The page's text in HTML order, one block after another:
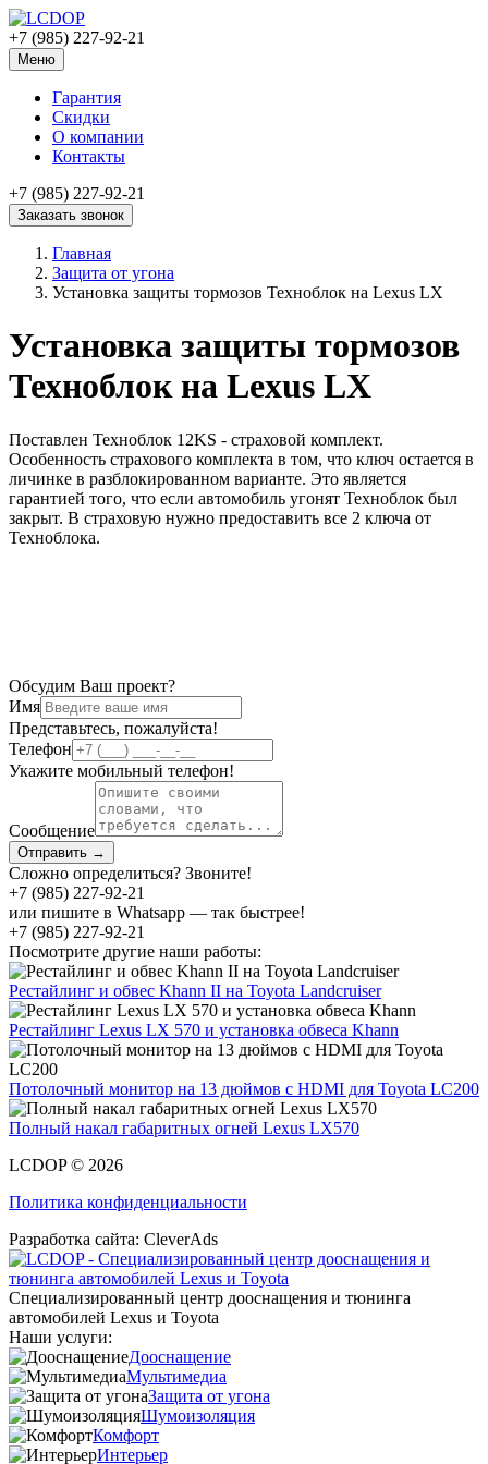
+7 (985) 227-92-21
Меню
Гарантия
Скидки
О компании
Контакты
+7 (985) 227-92-21
Заказать звонок
Главная
Защита от угона
Установка защиты тормозов Техноблок на Lexus LX
Установка защиты тормозов
Техноблок на Lexus LX
Поставлен Техноблок 12KS - страховой комплект.
Особенность страхового комплекта в том, что ключ остается в
личинке в разблокированном варианте. Это является
гарантией того, что если автомобиль угонят Техноблок был
закрыт. В страховую нужно предоставить все 2 ключа от
Техноблока.
Обсудим Ваш проект?
Имя
Представьтесь, пожалуйста!
Телефон
Укажите мобильный телефон!
Сообщение
Отправить →
Сложно определиться? Звоните!
+7 (985) 227-92-21
или пишите в Whatsapp — так быстрее!
+7 (985) 227-92-21
Посмотрите другие наши работы:
Рестайлинг и обвес Khann II на Toyota Landcruiser
Рестайлинг Lexus LX 570 и установка обвеса Khann
Потолочный монитор на 13 дюймов с HDMI для Toyota LC200
Полный накал габаритных огней Lexus LX570
LCDOP © 2026
Политика конфиденциальности
Разработка сайта: CleverAds
Специализированный центр дооснащения и тюнинга
автомобилей Lexus и Toyota
Наши услуги:
Дооснащение
Мультимедиа
Защита от угона
Шумоизоляция
Комфорт
Интерьер